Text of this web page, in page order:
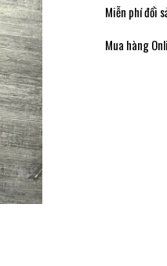
Miễn phí đổi
Mua hàng